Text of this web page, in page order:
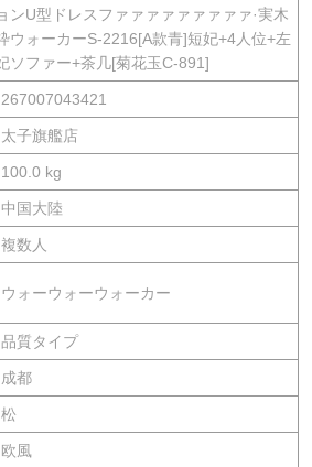
ンU型ドレスファァァァァァァァァ·実木
ウォーカーS-2216[A款青]短妃+4人位+左
ソファー+茶几[菊花玉C-891]
267007043421
太子旗艦店
100.0 kg
中国大陸
複数人
ウォーウォーウォーカー
品質タイプ
成都
松
欧風